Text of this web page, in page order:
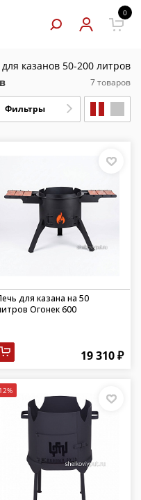
0
казанов 50-200 литров
7 товаров
Фильтры
для казана на 50
Огонек 600
19 310 ₽